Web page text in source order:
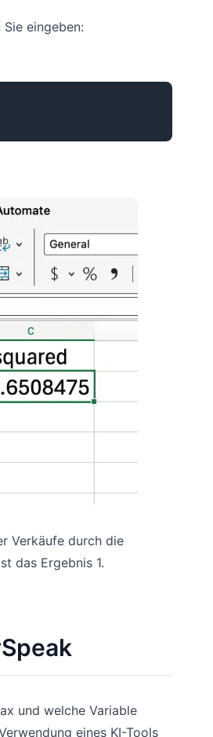
eingeben:
Verkäufe durch die
das Ergebnis 1.
und welche Variable
eines KI-Tools